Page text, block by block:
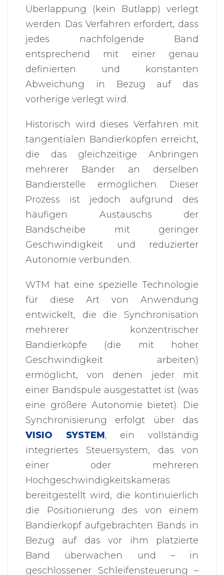
Überlappung (kein Butlapp) verlegt
werden. Das Verfahren erfordert, dass
jedes nachfolgende Band
entsprechend mit einer genau
definierten und konstanten
Abweichung in Bezug auf das
vorherige verlegt wird.
Historisch wird dieses Verfahren mit
tangentialen Bandierköpfen erreicht,
die das gleichzeitige Anbringen
mehrerer Bänder an derselben
Bandierstelle ermöglichen. Dieser
Prozess ist jedoch aufgrund des
häufigen Austauschs der
Bandscheibe mit geringer
Geschwindigkeit und reduzierter
Autonomie verbunden.
WTM hat eine spezielle Technologie
für diese Art von Anwendung
entwickelt, die die Synchronisation
mehrerer konzentrischer
Bandierköpfe (die mit hoher
Geschwindigkeit arbeiten)
ermöglicht, von denen jeder mit
einer Bandspule ausgestattet ist (was
eine größere Autonomie bietet). Die
Synchronisierung erfolgt über das
VISIO SYSTEM, ein vollständig
integriertes Steuersystem, das von
einer oder mehreren
Hochgeschwindigkeitskameras
bereitgestellt wird, die kontinuierlich
die Positionierung des von einem
Bandierkopf aufgebrachten Bands in
Bezug auf das vor ihm platzierte
Band überwachen und – in
geschlossener Schleifensteuerung –